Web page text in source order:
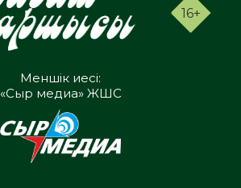
16+
Меншік иесі:
«Сыр медиа» ЖШС